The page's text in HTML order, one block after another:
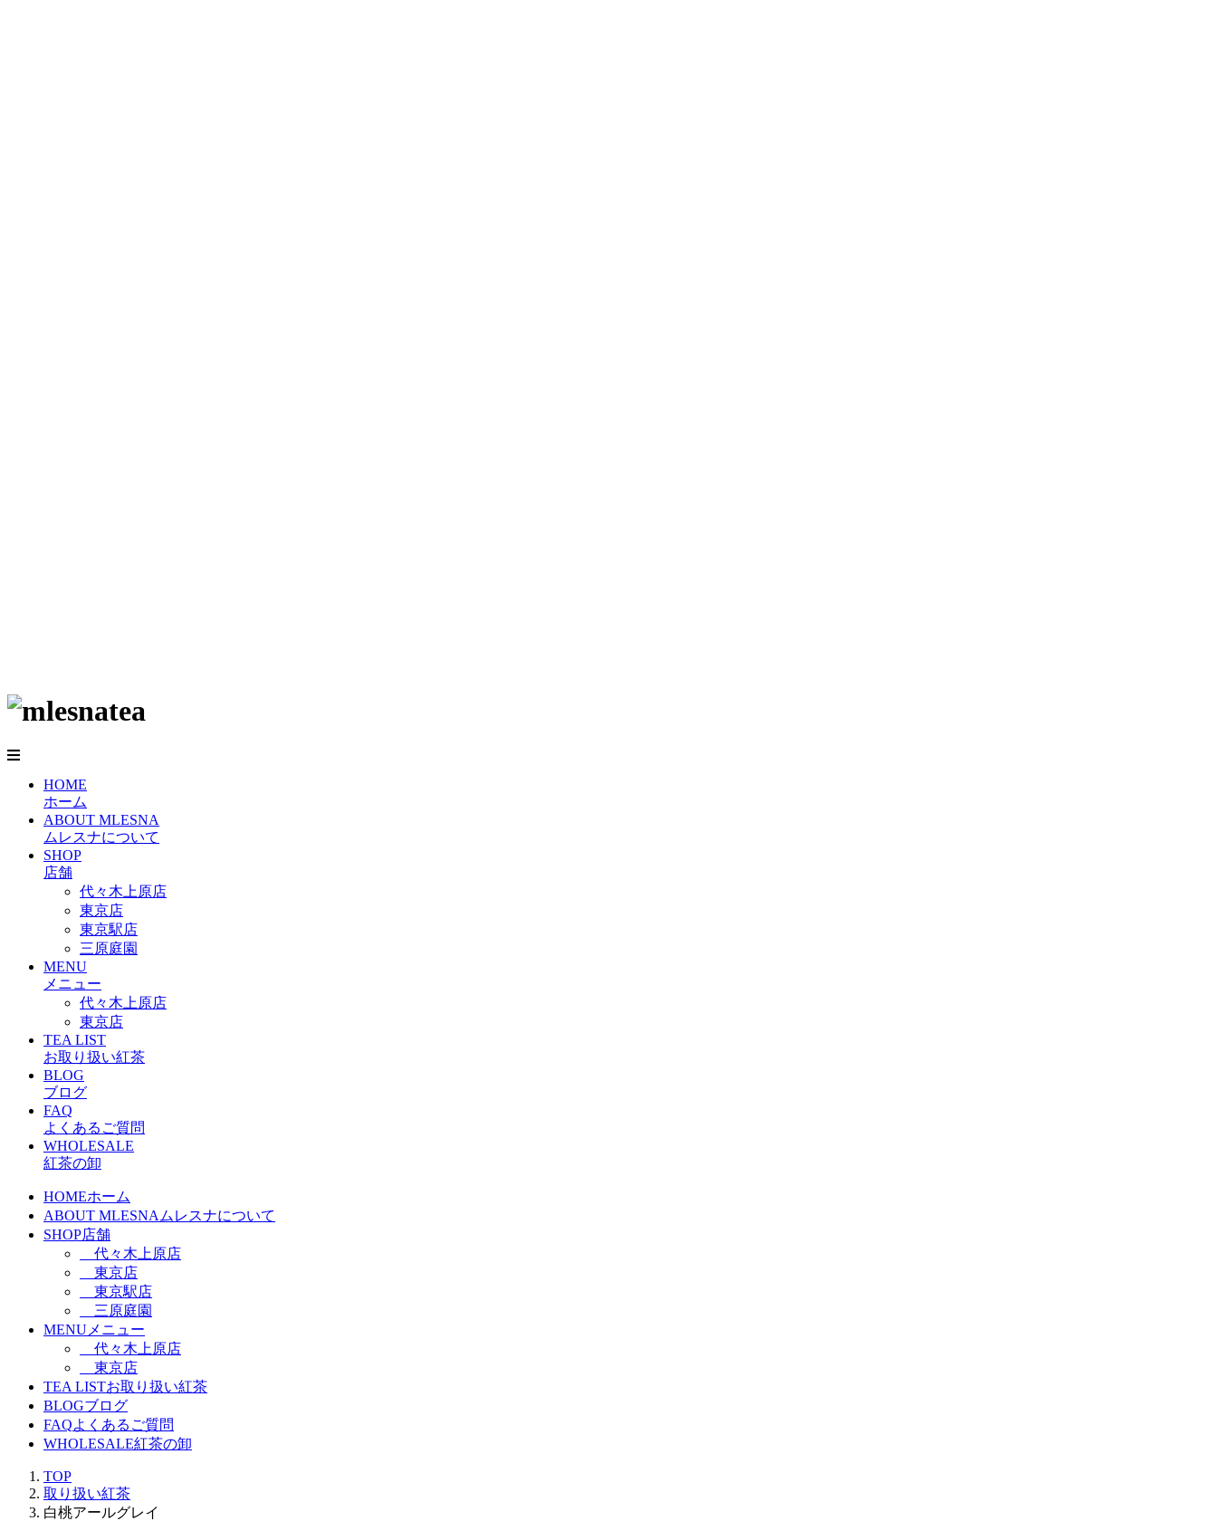
HOME
ホーム
ABOUT MLESNA
ムレスナについて
SHOP
店舗
代々木上原店
東京店
東京駅店
三原庭園
MENU
メニュー
代々木上原店
東京店
TEA LIST
お取り扱い紅茶
BLOG
ブログ
FAQ
よくあるご質問
WHOLESALE
紅茶の卸
HOMEホーム
ABOUT MLESNA ムレスナについて
SHOP店舗
代々木上原店
東京店
東京駅店
三原庭園
MENU メニュー
代々木上原店
東京店
TEA LISTお取り扱い紅茶
BLOGブログ
FAQよくあるご質問
WHOLESALE紅茶の卸
TOP
取り扱い紅茶
白桃アールグレイ